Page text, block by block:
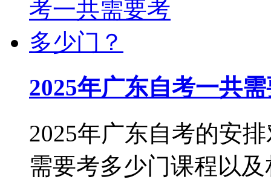
2025年广东自考一共
2025年广东自考的安
需要考多少门课程以及